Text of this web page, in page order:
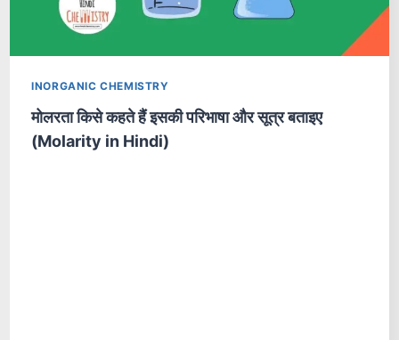
INORGANIC CHEMISTRY
मोलरता किसे कहते हैं इसकी परिभाषा और सूत्र बताइए
(Molarity in Hindi)